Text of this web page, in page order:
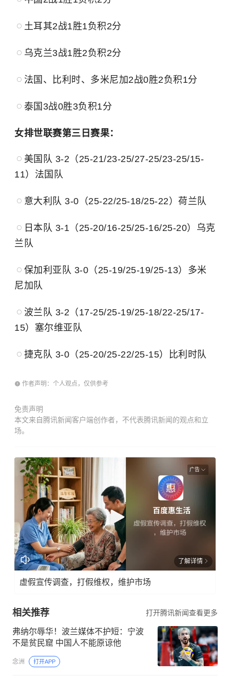
土耳其2战1胜1负积2分
乌克兰3战1胜2负积2分
法国、 比利时、多米尼加2战0胜2负积1分
泰国3战0胜3负积1分
女排世联赛第三日赛果：
美国队 3-2（25-21/23-25/27-25/23-25/15-
11）法国队
意大利队 3-0（25-22/25-18/25-22）荷兰队
日本队 3-1（25-20/16-25/25-16/25-20）乌克
兰队
保加利亚队 3-0（25-19/25-19/25-13）多米
尼加队
波兰队 3-2（17-25/25-19/25-18/22-25/17-
15）塞尔维亚队
捷克队 3-0（25-20/25-22/25-15）比利时队
作者声明：个人观点，仅供参考
免责声明
本文来自腾讯新闻客户端创作者，不代表腾讯新闻的观点和立
场。
广告
了解详情
虚假宣传调查，打假维权，维护市场
相关推荐 打开腾讯新闻查看更多
弗纳尔辱华！波兰媒体不护短：宁波
不是贫民窟 中国人不能原谅他
念洲 打开APP